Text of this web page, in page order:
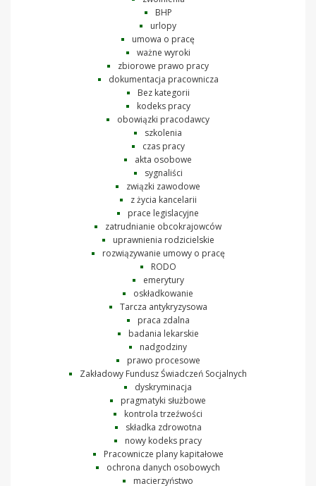
BHP
urlopy
umowa o pracę
ważne wyroki
zbiorowe prawo pracy
dokumentacja pracownicza
Bez kategorii
kodeks pracy
obowiązki pracodawcy
szkolenia
czas pracy
akta osobowe
sygnaliści
związki zawodowe
z życia kancelarii
prace legislacyjne
zatrudnianie obcokrajowców
uprawnienia rodzicielskie
rozwiązywanie umowy o pracę
RODO
emerytury
oskładkowanie
Tarcza antykryzysowa
praca zdalna
badania lekarskie
nadgodziny
prawo procesowe
Zakładowy Fundusz Świadczeń Socjalnych
dyskryminacja
pragmatyki służbowe
kontrola trzeźwości
składka zdrowotna
nowy kodeks pracy
Pracownicze plany kapitałowe
ochrona danych osobowych
macierzyństwo